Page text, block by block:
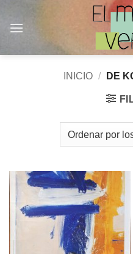
INICIO / DE